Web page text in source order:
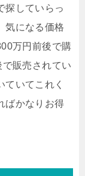
探していらっ
気になる価格
万円前後で購
販売されてい
いてこれく
ばかなりお得